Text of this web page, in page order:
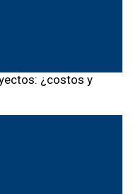
¿costos y